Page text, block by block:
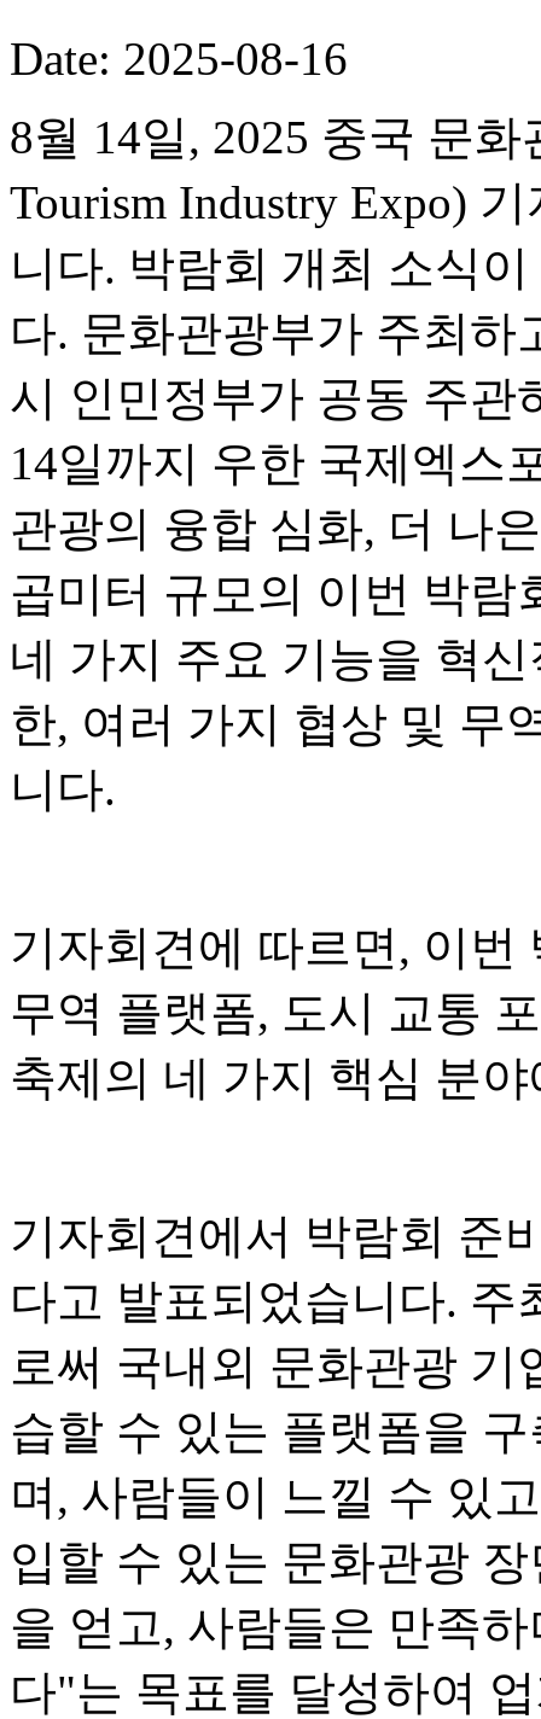
Date: 2025-08-16
8월 14일, 2025 중국 문
Tourism Industry Expo)
니다. 박람회 개최 소식
다. 문화관광부가 주최
시 인민정부가 공동 주관
14일까지 우한 국제엑스
관광의 융합 심화, 더 나
곱미터 규모의 이번 박람
네 가지 주요 기능을 혁
한, 여러 가지 협상 및 무
니다.
기자회견에 따르면, 이번
무역 플랫폼, 도시 교통
축제의 네 가지 핵심 분
기자회견에서 박람회 준
다고 발표되었습니다.
로써 국내외 문화관광
습할 수 있는 플랫폼을
며, 사람들이 느낄 수 있
입할 수 있는 문화관광
을 얻고, 사람들은 만족
다"는 목표를 달성하여